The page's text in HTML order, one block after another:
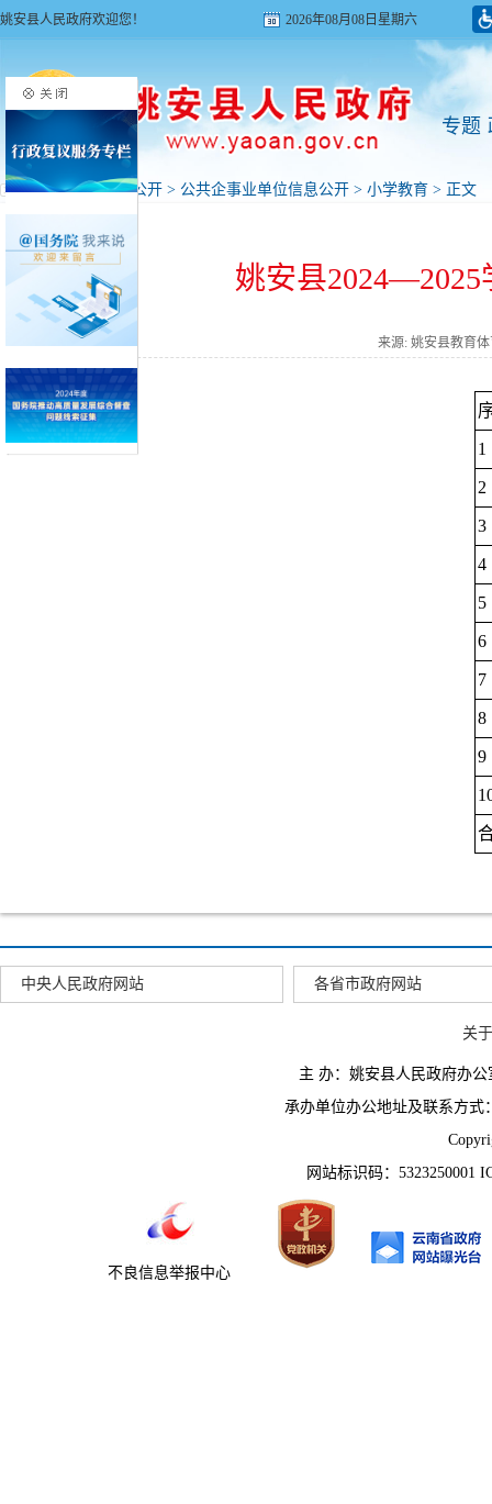
姚安县人民政府欢迎您！ 2026年08月08日星期六
专题
首页>政府信息公开 > 公共企事业单位信息公开 > 小学教育 > 正文
姚安县
来源: 姚安县教育
1
2
3
4
5
6
7
8
9
中央人民政府网站 各省市政府网站
关
主 办：姚安县人民政府办
承办单位办公地址及联系方式
网站标识码：5323250001
不良信息举报中心